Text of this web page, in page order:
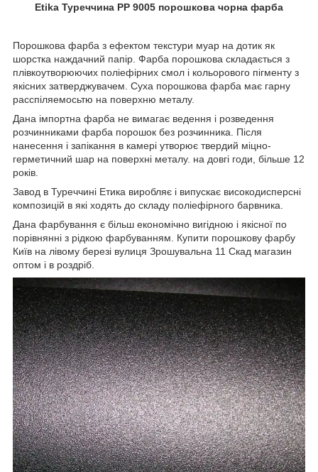
Etika Туреччина PР 9005 порошкова чорна фарба
Порошкова фарба з ефектом текстури муар на дотик як
шорстка наждачний папір. Фарба порошкова складається з
плівкоутворюючих поліефірних смол і кольорового пігменту з
якісних затверджувачем. Суха порошкова фарба має гарну
расспіляемосьтю на поверхню металу.
Дана імпортна фарба не вимагає ведення і розведення
розчинниками фарба порошок без розчинника. Після
нанесення і запікання в камері утворює твердий міцно-
герметичний шар на поверхні металу. на довгі годи, більше 12
років.
Завод в Туреччині Етика виробляє і випускає високодисперсні
композицій в які ходять до складу поліефірного барвника.
Дана фарбування є більш економічно вигідною і якісної по
порівнянні з рідкою фарбуванням. Купити порошкову фарбу
Київ на лівому березі вулиця Зрошувальна 11 Скад магазин
оптом і в роздріб.